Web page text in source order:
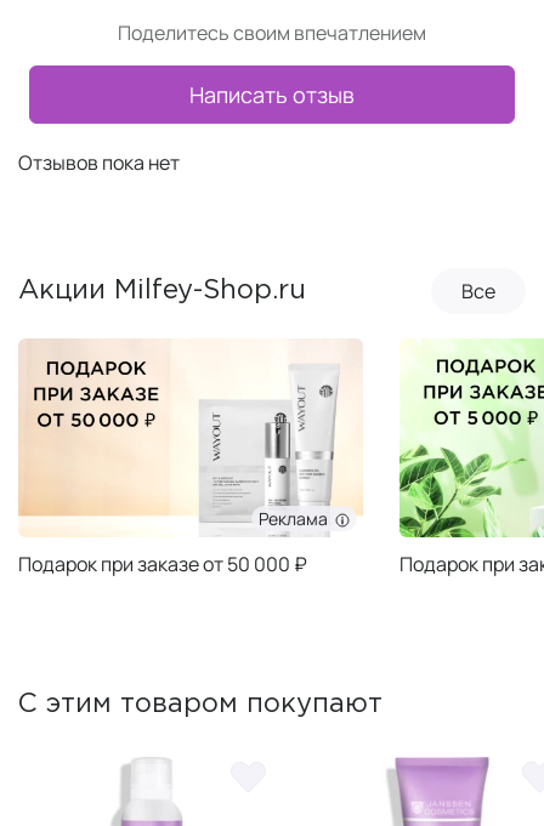
Поделитесь своим впечатлением
Написать отзыв
Отзывов пока нет
Акции Milfey-Shop.ru Все
Реклама
Подарок при заказе от 50 000 ₽ Подарок при
С этим товаром покупают